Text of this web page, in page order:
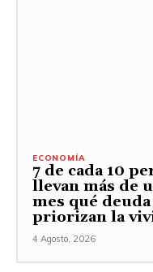
ECONOMÍA
7 de cada 10
llevan más de
mes qué
priorizan la
4 Agosto, 2026